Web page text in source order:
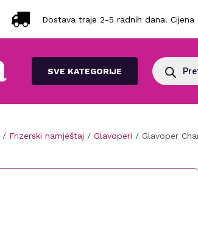
Dostava traje 2-5 radnih dana.
SVE KATEGORIJE
Products
search
/ Frizerski namještaj / Glavoperi / Glavoper